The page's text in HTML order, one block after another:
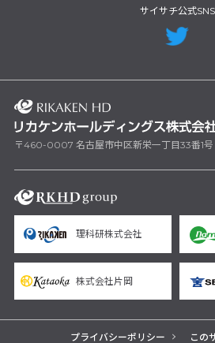
サイサチ公式SNS
〒460-0007 名古屋市中区新栄一丁目33番1号
理科研株式会社
株式会社片岡
プライバシーポリシー この